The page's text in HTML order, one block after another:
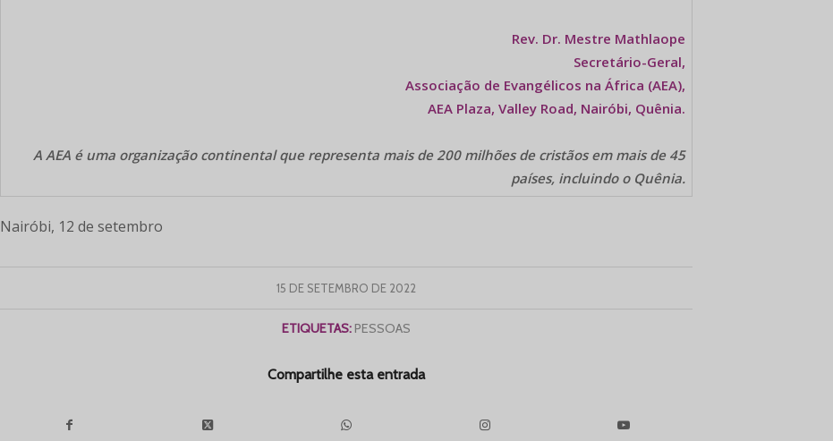
Rev. Dr. Mestre Mathlaope
Secretário-Geral,
Associação de Evangélicos na África (AEA),
AEA Plaza, Valley Road, Nairóbi, Quênia.
A AEA é uma organização continental que representa mais de 200 milhões de cristãos em mais de 45
países, incluindo o Quênia.
Nairóbi, 12 de setembro
15 DE SETEMBRO DE 2022
ETIQUETAS: PESSOAS
Compartilhe esta entrada